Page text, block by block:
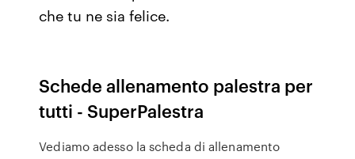
che tu ne sia felice.
Schede allenamento palestra per
tutti - SuperPalestra
Vediamo adesso la scheda di allenamento